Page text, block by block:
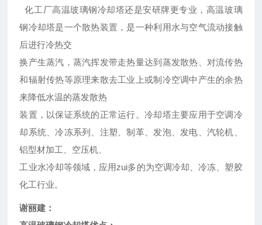
化工厂高温玻璃钢冷却塔还是安研牌更专业，高温玻璃
钢冷却塔是一个散热装置，是一种利用水与空气流动接触
后进行冷热交
换产生蒸汽，蒸汽挥发带走热量达到蒸发散热、对流传热
和辐射传热等原理来散去工业上或制冷空调中产生的余热
来降低水温的蒸发散热
装置，以保证系统的正常运行。冷却塔主要应用于空调冷
却系统、冷冻系列、注塑、制革、发泡、发电、汽轮机、
铝型材加工、空压机、
工业水冷却等领域，应用zui多的为空调冷却、冷冻、塑胶
化工行业。
谢丽建：